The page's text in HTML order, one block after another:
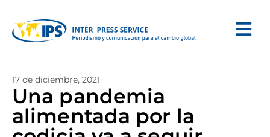
17 de diciembre, 2021
Una pandemia
alimentada por la